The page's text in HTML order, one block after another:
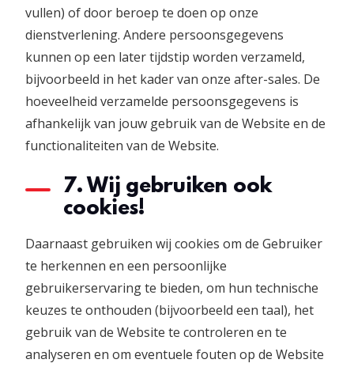
vullen) of door beroep te doen op onze
dienstverlening. Andere persoonsgegevens
kunnen op een later tijdstip worden verzameld,
bijvoorbeeld in het kader van onze after-sales. De
hoeveelheid verzamelde persoonsgegevens is
afhankelijk van jouw gebruik van de Website en de
functionaliteiten van de Website.
7. Wij gebruiken ook
cookies!
Daarnaast gebruiken wij cookies om de Gebruiker
te herkennen en een persoonlijke
gebruikerservaring te bieden, om hun technische
keuzes te onthouden (bijvoorbeeld een taal), het
gebruik van de Website te controleren en te
analyseren en om eventuele fouten op de Website